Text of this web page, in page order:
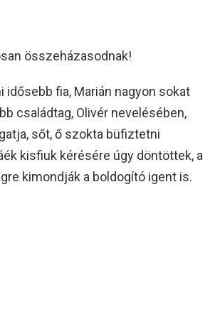
összeházasodnak!
idősebb fia, Marián nagyon sokat
családtag, Olivér nevelésében,
sőt, ő szokta büfiztetni
kisfiuk kérésére úgy döntöttek, a
kimondják a boldogító igent is.